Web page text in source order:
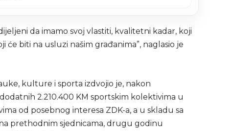
da imamo svoj vlastiti, kvalitetni kadar, koji
će biti na usluzi našim građanima”, naglasio je
kulture i sporta izdvojio je, nakon
2.210.400 KM sportskim kolektivima u
od posebnog interesa ZDK-a, a u skladu sa
prethodnim sjednicama, drugu godinu